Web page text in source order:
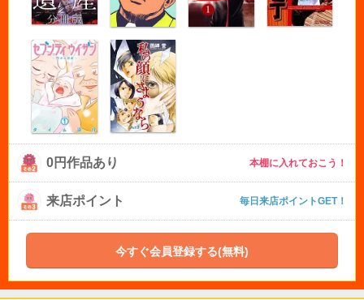
0円作品あり 本棚に入れておこう！
来店ポイント 毎日来店ポイントGET！
今すぐ会員登録する(無料)